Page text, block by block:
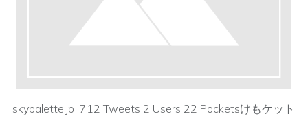
skypalette.jp 712 Tweets 2 Users 22 Pocketsけもケット